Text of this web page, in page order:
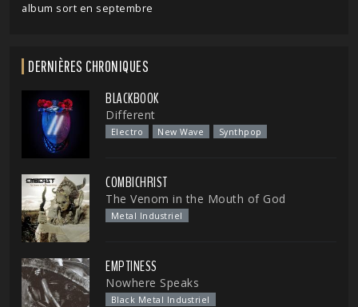
album sort en septembre
DERNIÈRES CHRONIQUES
BLACKBOOK
Different
Electro New Wave Synthpop
COMBICHRIST
The Venom in the Mouth of God
Metal Industriel
EMPTINESS
Nowhere Speaks
Black Metal Industriel